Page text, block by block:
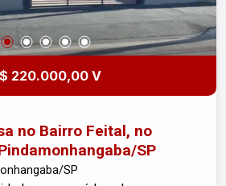
220.000,00 V
no Bairro Feital, no
SP
SP